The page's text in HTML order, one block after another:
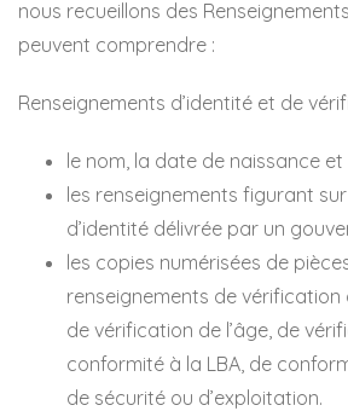
nous recueillons des
peuvent comprendre :
Renseignements d’identité et de
le nom, la date de naissance
les renseignements figurant
d’identité délivrée par un
les copies numérisées de
renseignements de vérification
de vérification de l’âge, de
conformité à la LBA, de
de sécurité ou d’exploitation.